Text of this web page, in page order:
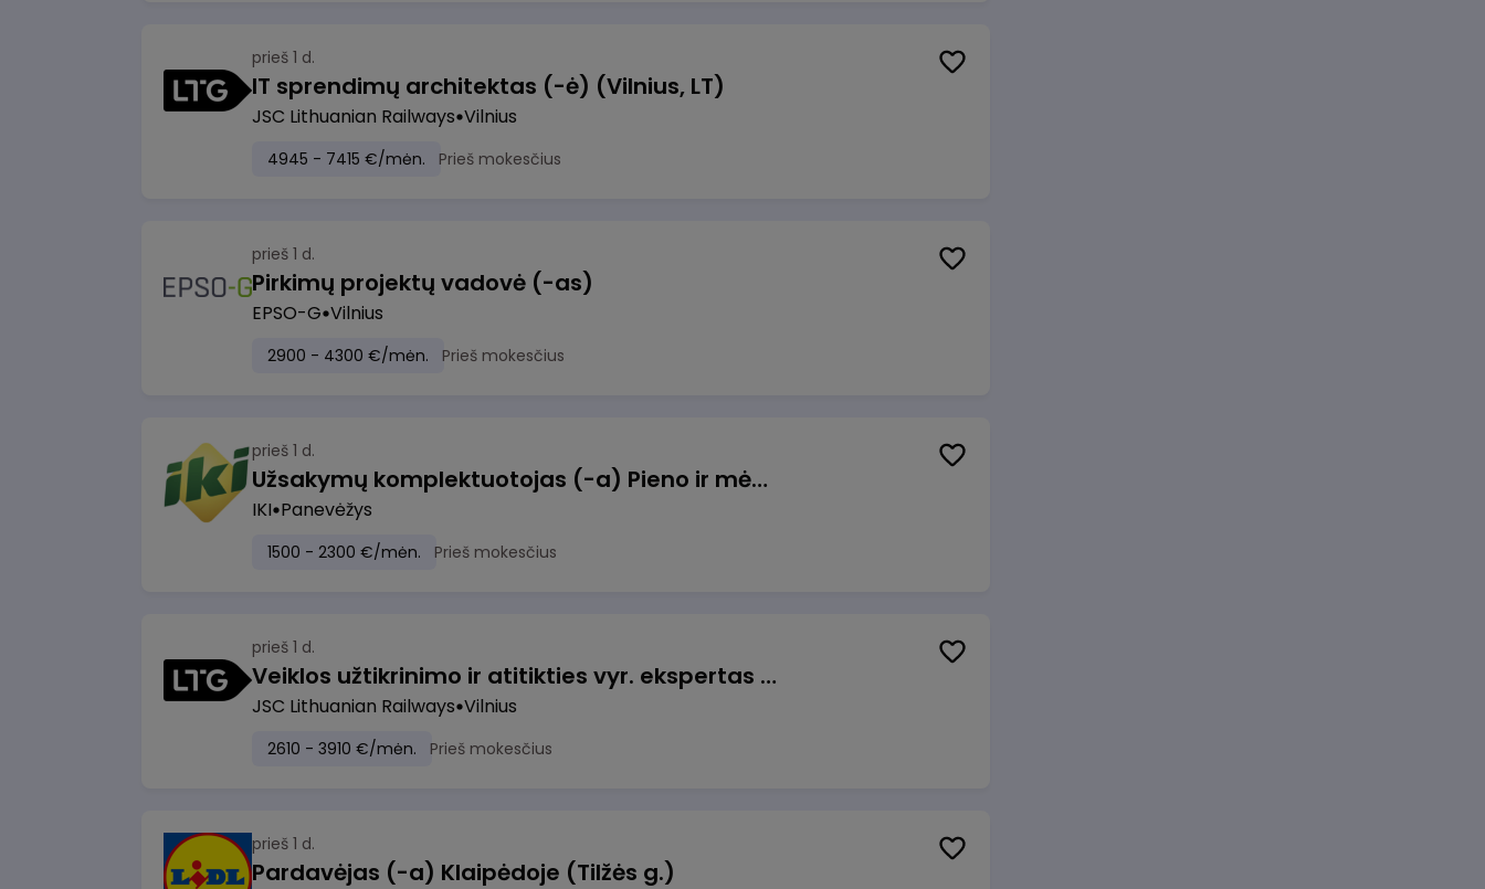
prieš 1 d.
IT sprendimų architektas (-ė) (Vilnius, LT)
JSC Lithuanian Railways Vilnius
4945 - 7415 €/mėn. Prieš mokesčius
prieš 1 d.
Pirkimų projektų vadovė (-as)
EPSO-G Vilnius
2900 - 4300 €/mėn. Prieš mokesčius
prieš 1 d.
Užsakymų komplektuotojas (-a) Pieno ir mėsos sandėlyje
IKI Panevėžys
1500 - 2300 €/mėn. Prieš mokesčius
prieš 1 d.
Veiklos užtikrinimo ir atitikties vyr. ekspertas (-ė) (Vilnius, LT)
JSC Lithuanian Railways Vilnius
2610 - 3910 €/mėn. Prieš mokesčius
prieš 1 d.
Pardavėjas (-a) Klaipėdoje (Tilžės g.)